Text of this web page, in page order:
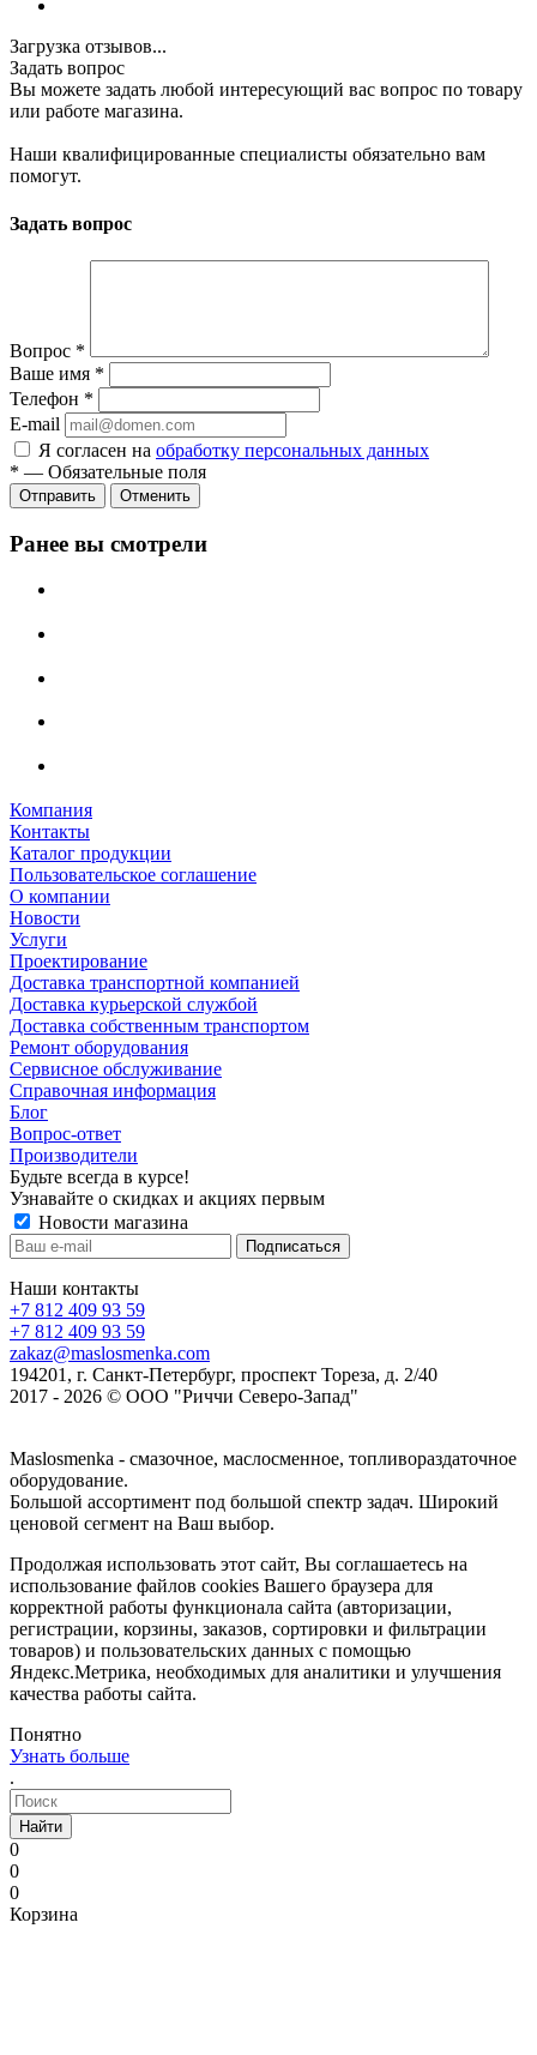
Загрузка отзывов...
Задать вопрос
Вы можете задать любой интересующий вас вопрос по товару
или работе магазина.
Наши квалифицированные специалисты обязательно вам
помогут.
Задать вопрос
Вопрос *
Ваше имя *
Телефон *
E-mail
Я согласен на обработку персональных данных
* — Обязательные поля
Отменить
Ранее вы смотрели
Компания
Контакты
Каталог продукции
Пользовательское соглашение
О компании
Новости
Услуги
Проектирование
Доставка транспортной компанией
Доставка курьерской службой
Доставка собственным транспортом
Ремонт оборудования
Сервисное обслуживание
Справочная информация
Блог
Вопрос-ответ
Производители
Будьте всегда в курсе!
Узнавайте о скидках и акциях первым
Новости магазина
Наши контакты
+7 812 409 93 59
+7 812 409 93 59
zakaz@maslosmenka.com
194201, г. Санкт-Петербург, проспект Тореза, д. 2/40
2017 - 2026 © ООО "Риччи Северо-Запад"
Maslosmenka - смазочное, маслосменное, топливораздаточное
оборудование.
Большой ассортимент под большой спектр задач. Широкий
ценовой сегмент на Ваш выбор.
Продолжая использовать этот сайт, Вы соглашаетесь на
использование файлов cookies Вашего браузера для
корректной работы функционала сайта (авторизации,
регистрации, корзины, заказов, сортировки и фильтрации
товаров) и пользовательских данных с помощью
Яндекс.Метрика, необходимых для аналитики и улучшения
качества работы сайта.
Понятно
Узнать больше
.
Найти
0
0
0
Корзина